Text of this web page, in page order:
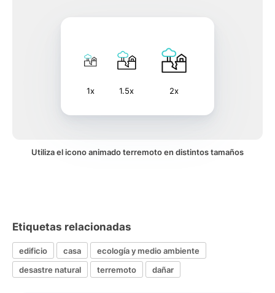
1x 1.5x 2x
Utiliza el icono animado terremoto en distintos tamaños
Etiquetas relacionadas
edificio casa
ecología y medio ambiente
desastre natural
terremoto dañar